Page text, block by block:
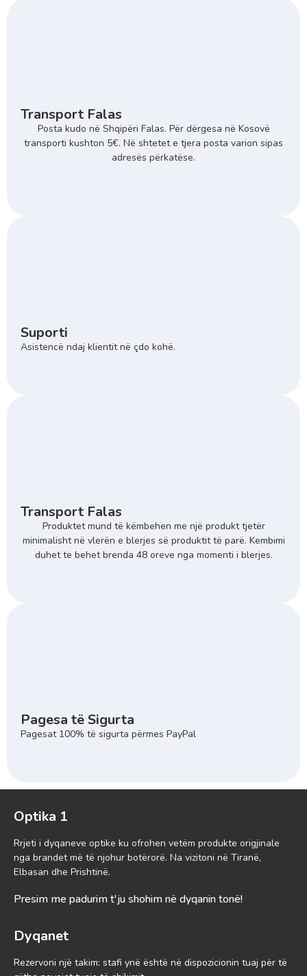
Transport Falas
Posta kudo në Shqipëri Falas. Për dërgesa në Kosovë
transporti kushton 5€. Në shtetet e tjera posta varion sipas
adresës përkatëse.
Suporti
Asistencë ndaj klientit në çdo kohë.
Transport Falas
Produktet mund të këmbehen me një produkt tjetër
minimalisht në vlerën e blerjes së produktit të parë. Kembimi
duhet te behet brenda 48 oreve nga momenti i blerjes.
Pagesa të Sigurta
Pagesat 100% të sigurta përmes PayPal
Optika 1
Rrjeti i dyqaneve optike ku ofrohen vetëm produkte origjinale
nga brandet më të njohur botërorë. Na vizitoni në Tiranë,
Elbasan dhe Prishtinë.
Presim me padurim t'ju shohim në dyqanin tonë!
Dyqanet
Rezervoni një takim: stafi ynë është në dispozicionin tuaj për të